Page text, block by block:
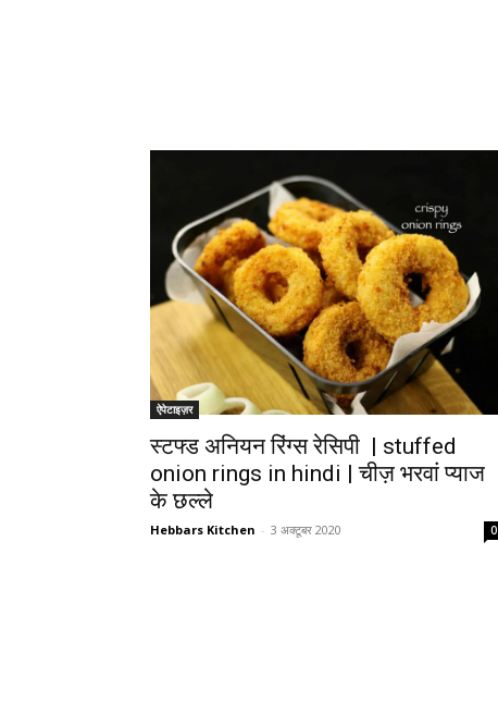
ऐपेटाइज़र
स्टफ्ड अनियन रिंग्स रेसिपी | stuffed
onion rings in hindi | चीज़ भरवां प्याज
के छल्ले
Hebbars Kitchen - 3 अक्टूबर 2020 0